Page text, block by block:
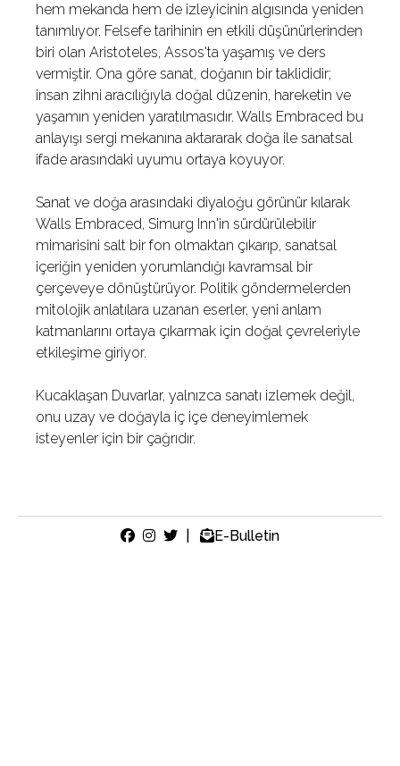
hem mekanda hem de izleyicinin algısında yeniden
tanımlıyor. Felsefe tarihinin en etkili düşünürlerinden
biri olan Aristoteles, Assos'ta yaşamış ve ders
vermiştir. Ona göre sanat, doğanın bir taklididir;
insan zihni aracılığıyla doğal düzenin, hareketin ve
yaşamın yeniden yaratılmasıdır. Walls Embraced bu
anlayışı sergi mekanına aktararak doğa ile sanatsal
ifade arasındaki uyumu ortaya koyuyor.
Sanat ve doğa arasındaki diyaloğu görünür kılarak
Walls Embraced, Simurg Inn'in sürdürülebilir
mimarisini salt bir fon olmaktan çıkarıp, sanatsal
içeriğin yeniden yorumlandığı kavramsal bir
çerçeveye dönüştürüyor. Politik göndermelerden
mitolojik anlatılara uzanan eserler, yeni anlam
katmanlarını ortaya çıkarmak için doğal çevreleriyle
etkileşime giriyor.
Kucaklaşan Duvarlar, yalnızca sanatı izlemek değil,
onu uzay ve doğayla iç içe deneyimlemek
isteyenler için bir çağrıdır.
E-Bulletin